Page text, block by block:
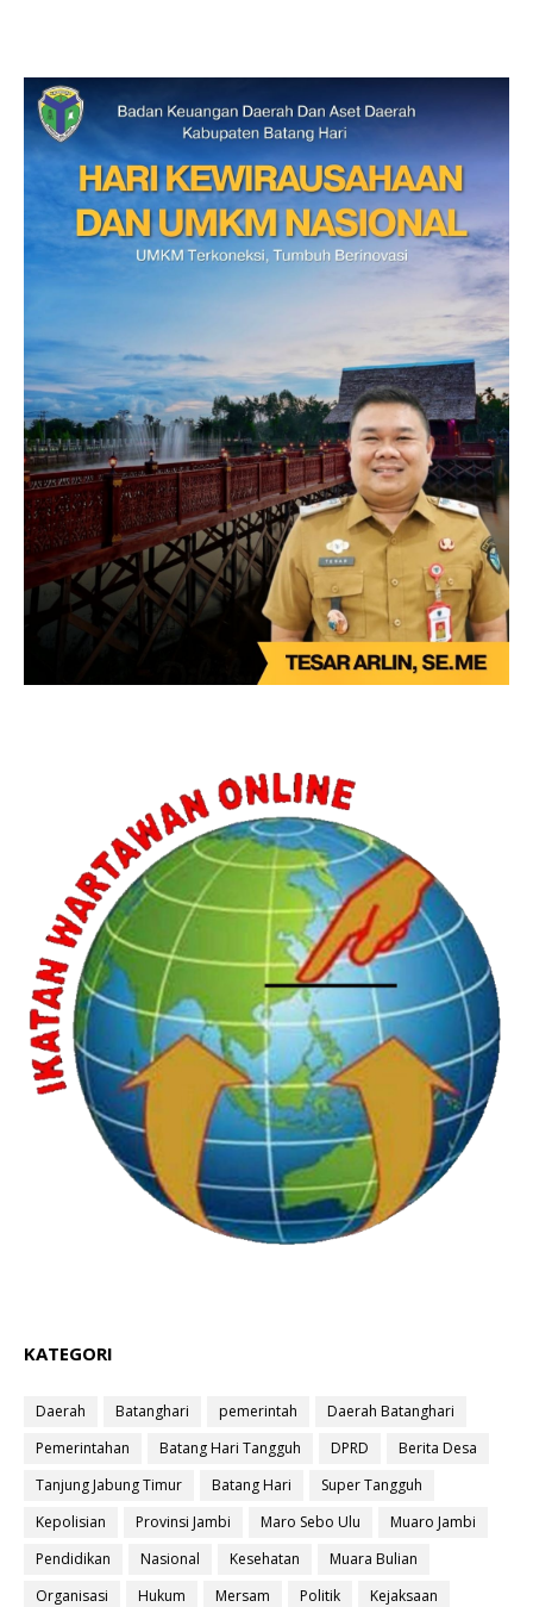
KATEGORI
Daerah Batanghari pemerintah
Daerah Batanghari
Pemerintahan
Batang Hari Tangguh DPRD
Berita Desa
Tanjung Jabung Timur
Batang Hari
Super Tangguh
Kepolisian
Provinsi Jambi Maro Sebo Ulu
Muaro Jambi
Pendidikan
Nasional Kesehatan
Muara Bulian
Organisasi
Hukum Mersam Politik
Kejaksaan